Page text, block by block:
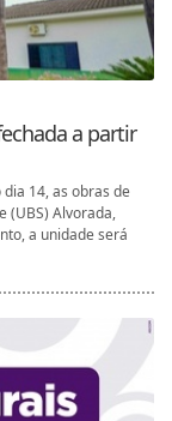
a partir
14, as obras de
(UBS) Alvorada,
a unidade será